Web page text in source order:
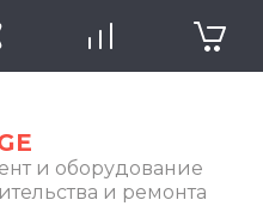
и оборудование
и ремонта